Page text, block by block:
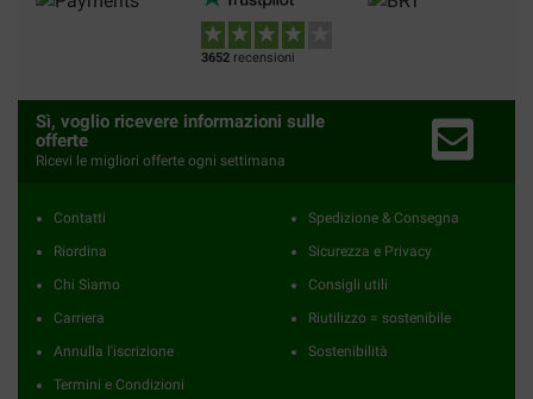
3652 recensioni
Sì, voglio ricevere informazioni sulle
offerte
Ricevi le migliori offerte ogni settimana
Contatti
Riordina
Chi Siamo
Carriera
Annulla l'iscrizione
Termini e Condizioni
Spedizione & Consegna
Sicurezza e Privacy
Consigli utili
Riutilizzo = sostenibile
Sostenibilità